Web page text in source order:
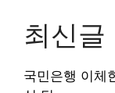
최신글
국민은행 이체